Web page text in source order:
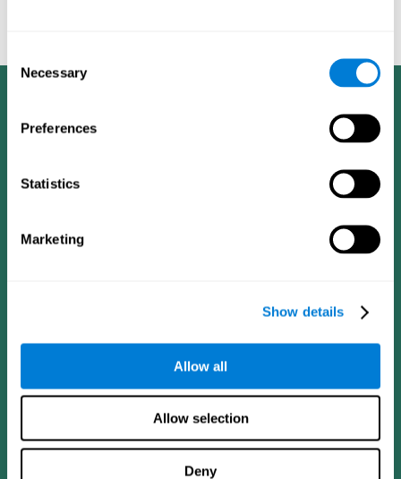
Selection
Necessary
Preferences
Statistics
Marketing
Show details
Allow all
Allow selection
Deny
CogniFit App